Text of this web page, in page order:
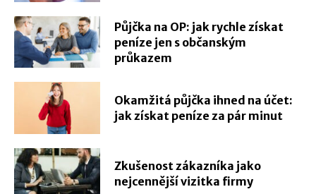
Půjčka na OP: jak rychle získat
peníze jen s občanským
průkazem
Okamžitá půjčka ihned na účet:
jak získat peníze za pár minut
Zkušenost zákazníka jako
nejcennější vizitka firmy